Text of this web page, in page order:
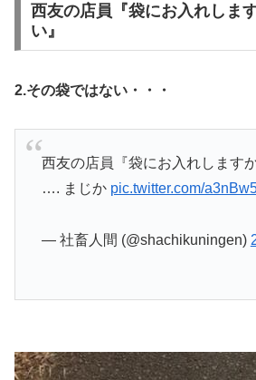
西友の店員『袋にお入れしま
い』
2.その袋ではない・・・
西友の店員『袋にお入れします
…. まじか pic.twitter.com/
— 社畜人間 (@shachikuningen)